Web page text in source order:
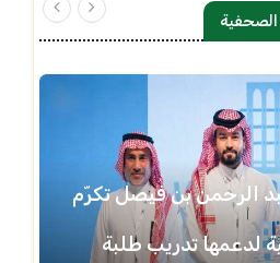
الصحفية
الرحمن بن فيصل تكرّم
لدعمها تدريب طلبة